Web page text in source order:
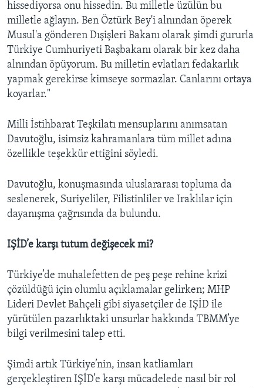
hissediyorsa onu hissedin. Bu milletle üzülün bu
milletle ağlayın. Ben Öztürk Bey'i alnından öperek
Musul'a gönderen Dışişleri Bakanı olarak şimdi gururla
Türkiye Cumhuriyeti Başbakanı olarak bir kez daha
alnından öpüyorum. Bu milletin evlatları fedakarlık
yapmak gerekirse kimseye sormazlar. Canlarını ortaya
koyarlar."
Milli İstihbarat Teşkilatı mensuplarını anımsatan
Davutoğlu, isimsiz kahramanlara tüm millet adına
özellikle teşekkür ettiğini söyledi.
Davutoğlu, konuşmasında uluslararası topluma da
seslenerek, Suriyeliler, Filistinliler ve Iraklılar için
dayanışma çağrısında da bulundu.
IŞİD’e karşı tutum değişecek mi?
Türkiye’de muhalefetten de peş peşe rehine krizi
çözüldüğü için olumlu açıklamalar gelirken; MHP
Lideri Devlet Bahçeli gibi siyasetçiler de IŞİD ile
yürütülen pazarlıktaki unsurlar hakkında TBMM’ye
bilgi verilmesini talep etti.
Şimdi artık Türkiye’nin, insan katliamları
gerçekleştiren IŞİD’e karşı mücadelede nasıl bir rol